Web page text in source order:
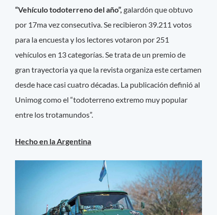
“Vehículo todoterreno del año”, galardón que obtuvo
por 17ma vez consecutiva. Se recibieron 39.211 votos
para la encuesta y los lectores votaron por 251
vehículos en 13 categorías. Se trata de un premio de
gran trayectoria ya que la revista organiza este certamen
desde hace casi cuatro décadas. La publicación definió al
Unimog como el “todoterreno extremo muy popular
entre los trotamundos”.
Hecho en la Argentina